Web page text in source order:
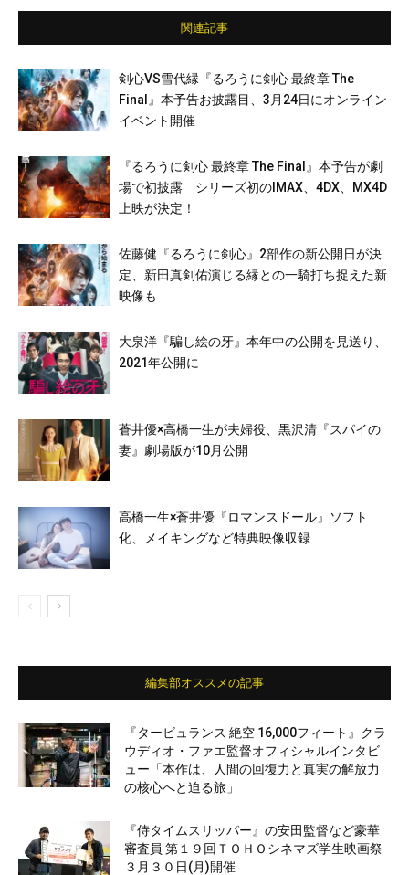
関連記事
剣心VS雪代縁『るろうに剣心 最終章 The
Final』本予告お披露目、3月24日にオンライン
イベント開催
『るろうに剣心 最終章 The Final』本予告が劇
場で初披露 シリーズ初のIMAX、4DX、MX4D
上映が決定！
佐藤健『るろうに剣心』2部作の新公開日が決
定、新田真剣佑演じる縁との一騎打ち捉えた新
映像も
大泉洋『騙し絵の牙』本年中の公開を見送り、
2021年公開に
蒼井優×高橋一生が夫婦役、黒沢清『スパイの
妻』劇場版が10月公開
高橋一生×蒼井優『ロマンスドール』ソフト
化、メイキングなど特典映像収録
編集部オススメの記事
『タービュランス 絶空 16,000フィート』クラ
ウディオ・ファエ監督オフィシャルインタビ
ュー「本作は、人間の回復力と真実の解放力
の核心へと迫る旅」
『侍タイムスリッパー』の安田監督など豪華
審査員 第１９回ＴＯＨＯシネマズ学生映画祭
３月３０日(月)開催